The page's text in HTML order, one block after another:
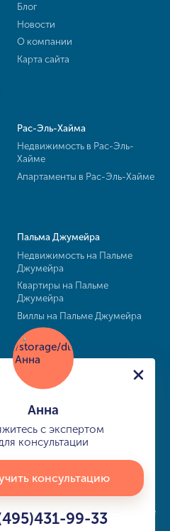
Блог
Новости
О компании
Карта сайта
Рас-Эль-Хайма
Недвижимость в Рас-Эль-
Хайме
Апартаменты в Рас-Эль-Хайме
Пальма Джумейра
Недвижимость на Пальме
Джумейра
Квартиры на Пальме
Джумейра
Виллы на Пальме Джумейра
Карта сайта info@buy-dubai.ae
Анна
с экспертом
консультации
консультацию
99-33